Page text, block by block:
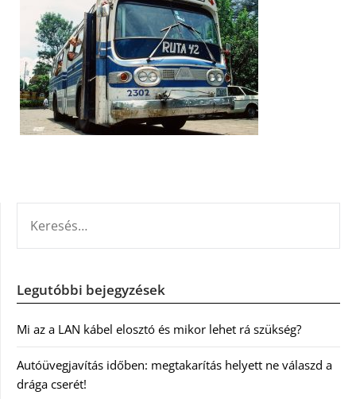
Legutóbbi bejegyzések
Mi az a LAN kábel elosztó és mikor lehet rá szükség?
Autóüvegjavítás időben: megtakarítás helyett ne válaszd a
drága cserét!